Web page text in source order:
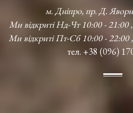
м. Дніпро, пр. Д.
Ми відкриті Нд-Чт 10:00 - 21:00
Ми відкриті Пт-Сб 10:00 - 22:00
тел. +38 (096)